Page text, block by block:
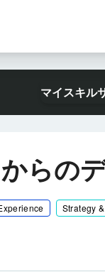
マイスキル
らの
Strategy